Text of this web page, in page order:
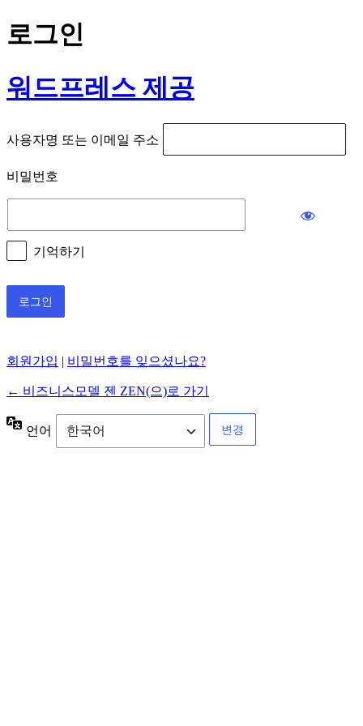
로그인
워드프레스 제공
사용자명 또는 이메일 주소
비밀번호
기억하기
회원가입 | 비밀번호를 잊으셨나요?
← 비즈니스모델 젠 ZEN(으)로 가기
언어